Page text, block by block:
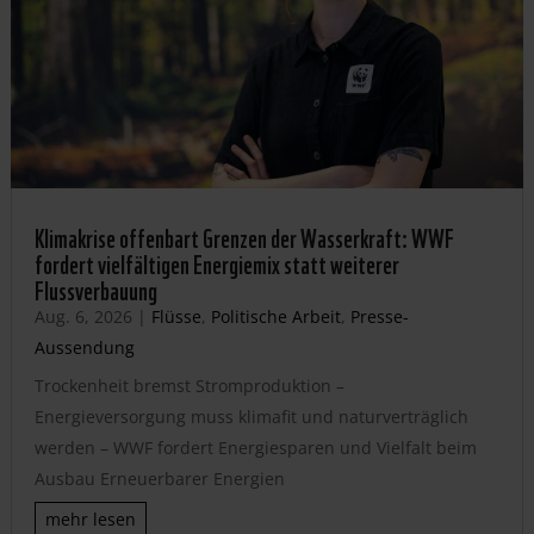
Klimakrise offenbart Grenzen der Wasserkraft: WWF
fordert vielfältigen Energiemix statt weiterer
Flussverbauung
Aug. 6, 2026 | Flüsse, Politische Arbeit, Presse-
Aussendung
Trockenheit bremst Stromproduktion –
Energieversorgung muss klimafit und naturverträglich
werden – WWF fordert Energiesparen und Vielfalt beim
Ausbau Erneuerbarer Energien
mehr lesen